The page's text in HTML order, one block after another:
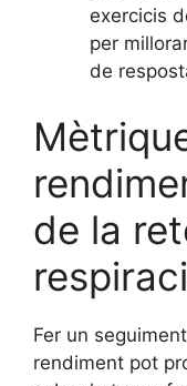
exercicis
per
de
de la
Fer un
rendiment pot